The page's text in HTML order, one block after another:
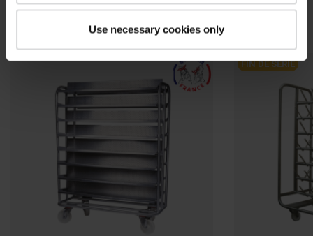
Use necessary cookies only
FIN DE SÉRIE